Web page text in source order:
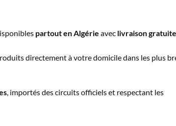
partout en Algérie avec livraison gratuite
directement à votre domicile dans les plus
, importés des circuits officiels et respectant les